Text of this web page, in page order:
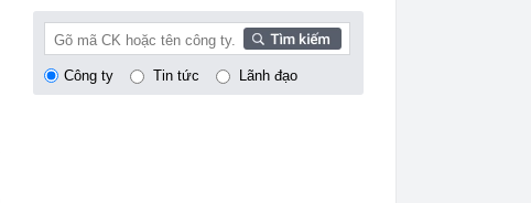
Công ty Tin tức Lãnh đạo